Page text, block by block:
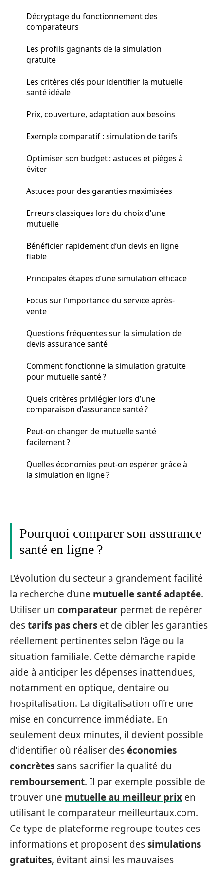
Décryptage du fonctionnement des
comparateurs
Les profils gagnants de la simulation
gratuite
Les critères clés pour identifier la mutuelle
santé idéale
Prix, couverture, adaptation aux besoins
Exemple comparatif : simulation de tarifs
Optimiser son budget : astuces et pièges à
éviter
Astuces pour des garanties maximisées
Erreurs classiques lors du choix d’une
mutuelle
Bénéficier rapidement d’un devis en ligne
fiable
Principales étapes d’une simulation efficace
Focus sur l’importance du service après-
vente
Questions fréquentes sur la simulation de
devis assurance santé
Comment fonctionne la simulation gratuite
pour mutuelle santé ?
Quels critères privilégier lors d’une
comparaison d’assurance santé ?
Peut-on changer de mutuelle santé
facilement ?
Quelles économies peut-on espérer grâce à
la simulation en ligne ?
Pourquoi comparer son assurance
santé en ligne ?
L’évolution du secteur a grandement facilité
la recherche d’une mutuelle santé adaptée.
Utiliser un comparateur permet de repérer
destarifs pas chers et de cibler les garanties
réellement pertinentes selon l’âge ou la
situation familiale. Cette démarche rapide
aide à anticiper les dépenses inattendues,
notamment en optique, dentaire ou
hospitalisation. La digitalisation offre une
mise en concurrence immédiate. En
seulement deux minutes, il devient possible
d’identifier où réaliser deséconomies
concrètes sans sacrifier la qualité du
remboursement. Il par exemple possible de
trouver une mutuelle au meilleur prix en
utilisant le comparateur meilleurtaux.com.
Ce type de plateforme regroupe toutes ces
informations et proposent dessimulations
gratuites, évitant ainsi les mauvaises